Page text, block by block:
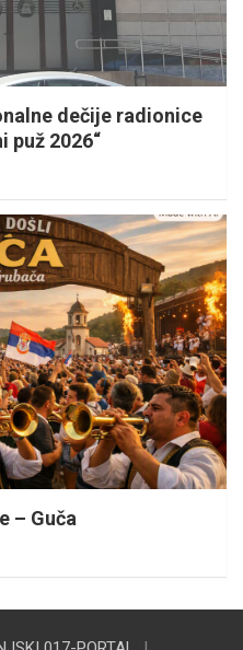
dečije radionice
puž 2026“
– Guča